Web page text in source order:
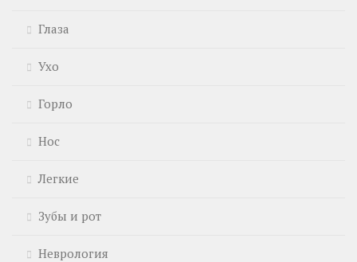
Глаза
Ухо
Горло
Нос
Легкие
Зубы и рот
Неврология